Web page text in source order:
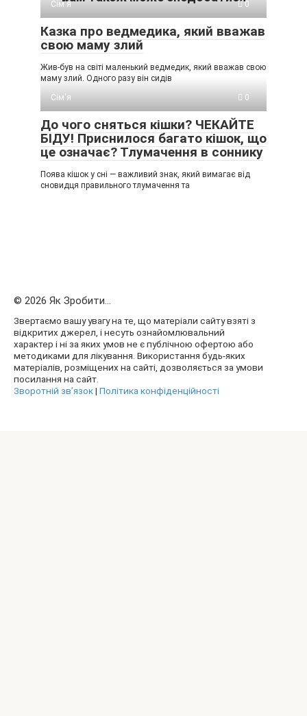
Сім'я 0
Казка про ведмедика, який вважав
свою маму злий
Жив-був на світі маленький ведмедик, який вважав свою
маму злий. Одного разу він сидів
Сім'я
0
До чого сняться кішки? ЧЕКАЙТЕ
БІДУ! Приснилося багато кішок, що
це означає? Тлумачення в соннику
Поява кішок у сні — важливий знак, який вимагає від
сновидця правильного тлумачення та
© 2026 Як Зробити...
Звертаємо вашу увагу на те, що матеріали сайту взяті з
відкритих джерел, і несуть ознайомлювальний
характер і ні за яких умов не є публічною офертою або
методиками для лікування. Використання будь-яких
матеріалів, розміщених на сайті, дозволяється за умови
посилання на сайт.
Зворотній зв’язок| Політика конфіденційності